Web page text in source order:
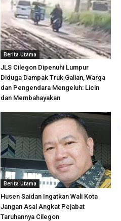
Berita Utama
JLS Cilegon Dipenuhi Lumpur
Diduga Dampak Truk Galian, Warga
dan Pengendara Mengeluh: Licin
dan Membahayakan
Berita Utama
Husen Saidan Ingatkan Wali Kota
Jangan Asal Angkat Pejabat
Taruhannya Cilegon